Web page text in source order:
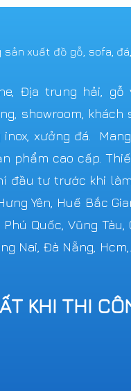
xuất đồ gỗ, sofa,
Địa trung hải, gỗ
showroom, khách
xưởng đá.
phẩm cao cấp.
đầu tư trước khi
Yên, Huế Bắc
Quốc, Vũng Tàu,
Nai, Đà Nẵng, Hcm,...
KHI THI